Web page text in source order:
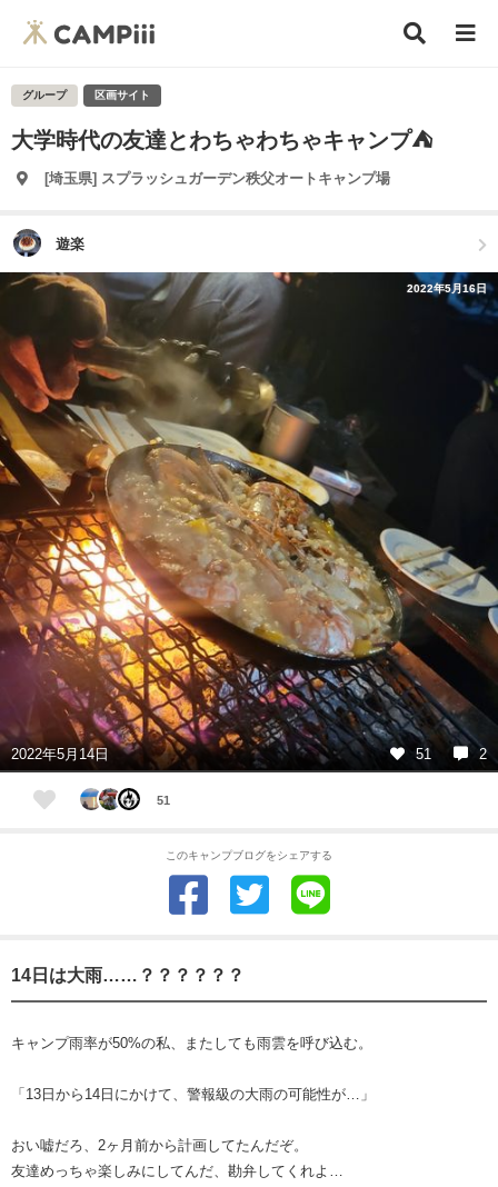
グループ 区画サイト
大学時代の友達とわちゃわちゃキャンプ⛺️
[埼玉県] スプラッシュガーデン秩父オートキャンプ場
遊楽
2022年5月16日
2022年5月14日 51 2
51
このキャンプブログをシェアする
14日は大雨……？？？？？？
キャンプ雨率が50%の私、またしても雨雲を呼び込む。
「13日から14日にかけて、警報級の大雨の可能性が…」
おい嘘だろ、2ヶ月前から計画してたんだぞ。
友達めっちゃ楽しみにしてんだ、勘弁してくれよ…